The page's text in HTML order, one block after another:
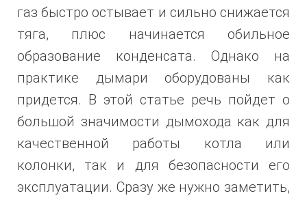
газ быстро остывает и сильно снижается
тяга, плюс начинается обильное
образование конденсата. Однако на
практике дымари оборудованы как
придется. В этой статье речь пойдет о
большой значимости дымохода как для
качественной работы котла или
колонки, так и для безопасности его
эксплуатации. Сразу же нужно заметить,